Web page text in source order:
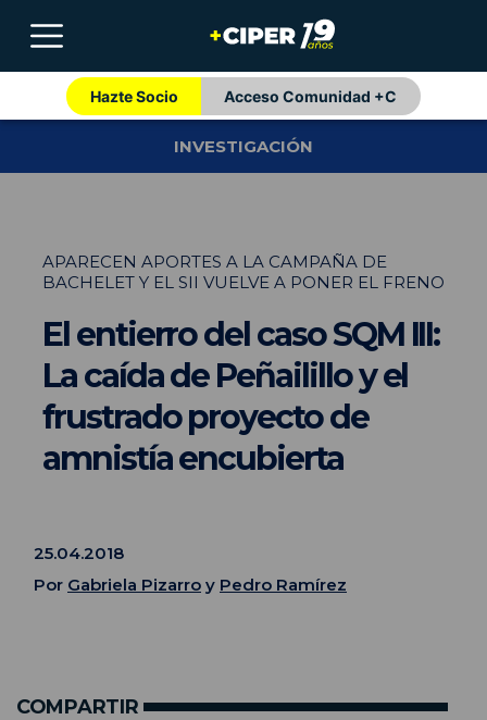
Hazte Socio Acceso Comunidad +C
INVESTIGACIÓN
APARECEN APORTES A LA CAMPAÑA DE
BACHELET Y EL SII VUELVE A PONER EL FRENO
El entierro del caso SQM III:
La caída de Peñailillo y el
frustrado proyecto de
amnistía encubierta
25.04.2018
Por Gabriela Pizarro y Pedro Ramírez
COMPARTIR